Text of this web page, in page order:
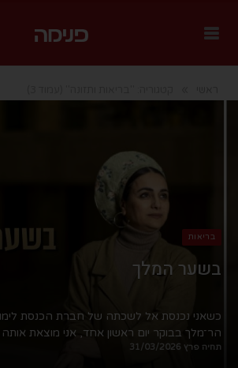
בריאות
בשער המלך
כשאני נכנסת אל לשכתה של חברת הכנסת
הר־מלך בבוקר יום ראשון אחד, אני מוצאת אותה
פתוח, מנסה להספיק כמה רגעים של תפילה לפני
תחיה פרץ 31/03/2026